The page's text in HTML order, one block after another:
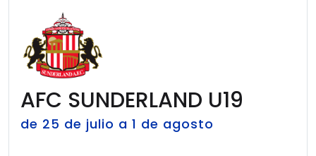
AFC SUNDERLAND U19
de 25 de julio a 1 de agosto